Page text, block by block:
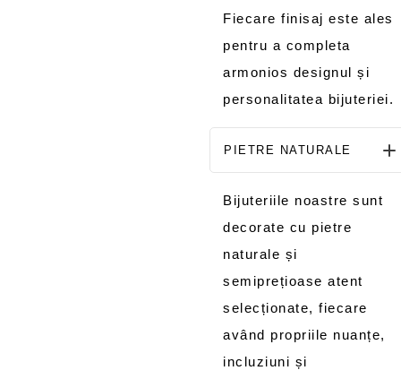
Fiecare finisaj este ales
pentru a completa
armonios designul și
personalitatea bijuteriei.
PIETRE NATURALE
Bijuteriile noastre sunt
decorate cu pietre
naturale și
semiprețioase atent
selecționate, fiecare
având propriile nuanțe,
incluziuni și